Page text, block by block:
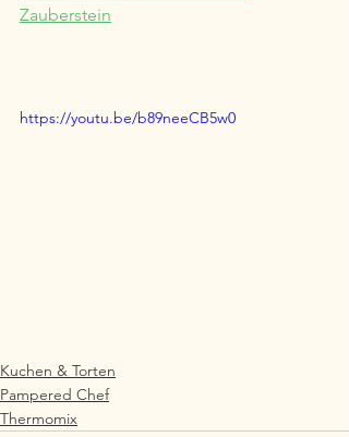
Zauberstein
https://youtu.be/b89neeCB5w0
Kuchen & Torten
Pampered Chef
Thermomix